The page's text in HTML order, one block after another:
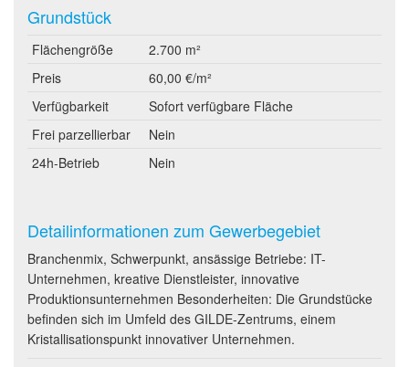
Grundstück
Flächengröße
2.700 m²
Preis
60,00 €/m²
Verfügbarkeit
Sofort verfügbare Fläche
Frei parzellierbar
Nein
24h-Betrieb
Nein
Detailinformationen zum Gewerbegebiet
Branchenmix, Schwerpunkt, ansässige Betriebe: IT-
Unternehmen, kreative Dienstleister, innovative
Produktionsunternehmen Besonderheiten: Die Grundstücke
befinden sich im Umfeld des GILDE-Zentrums, einem
Kristallisationspunkt innovativer Unternehmen.